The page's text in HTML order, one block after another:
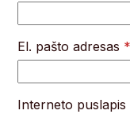
El. pašto adresas *
Interneto puslapis